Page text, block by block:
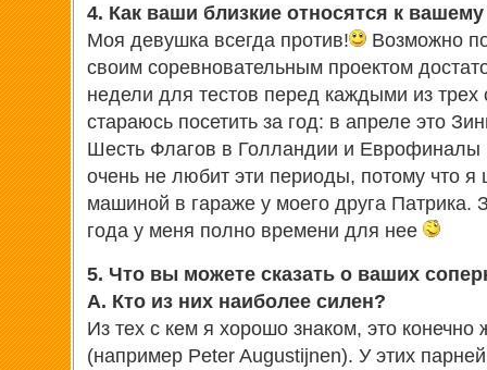
4. Как ваши близкие относятся к
Моя девушка всегда против!
Возможно
своим соревновательным проектом
недели для тестов перед каждыми из трех
стараюсь посетить за год: в апреле это
Шесть Флагов в Голландии и Еврофиналы
очень не любит эти периоды, потому что
машиной в гараже у моего друга Патрика.
года у меня полно времени для нее
5. Что вы можете сказать о ваших
А. Кто из них наиболее силен?
Из тех с кем я хорошо знаком, это
(например Peter Augustijnen). У этих